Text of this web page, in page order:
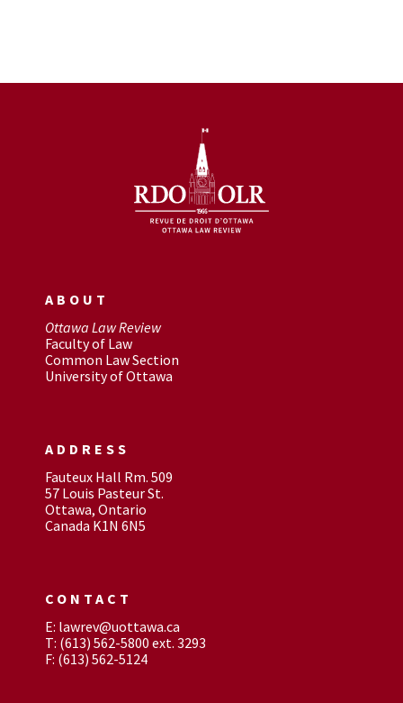
ABOUT
Ottawa Law Review
Faculty of Law
Common Law Section
University of Ottawa
ADDRESS
Fauteux Hall Rm. 509
57 Louis Pasteur St.
Ottawa, Ontario
Canada K1N 6N5
CONTACT
E: lawrev@uottawa.ca
T: (613) 562-5800 ext. 3293
F: (613) 562-5124